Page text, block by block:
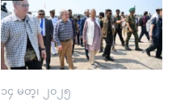
၁၄ မတ္၊ ၂၀၂၅